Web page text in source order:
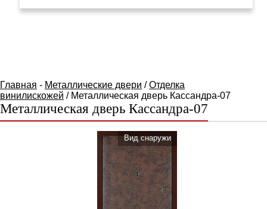
Главная - Металлические двери /Отделка
винилискожей / Металлическая дверь Кассандра-07
Металлическая дверь Кассандра-07
Вид cнаружи